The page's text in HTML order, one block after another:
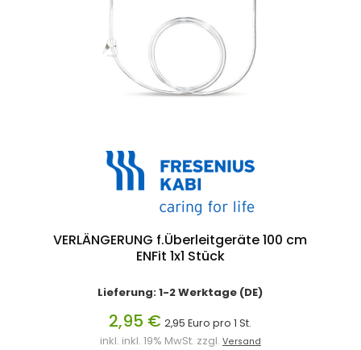
VERLÄNGERUNG f.Überleitgeräte 100 cm
ENFit 1x1 Stück
Lieferung: 1-2 Werktage (DE)
2,95 € 2,95 Euro pro 1 St.
inkl. inkl. 19% MwSt. zzgl. Versand